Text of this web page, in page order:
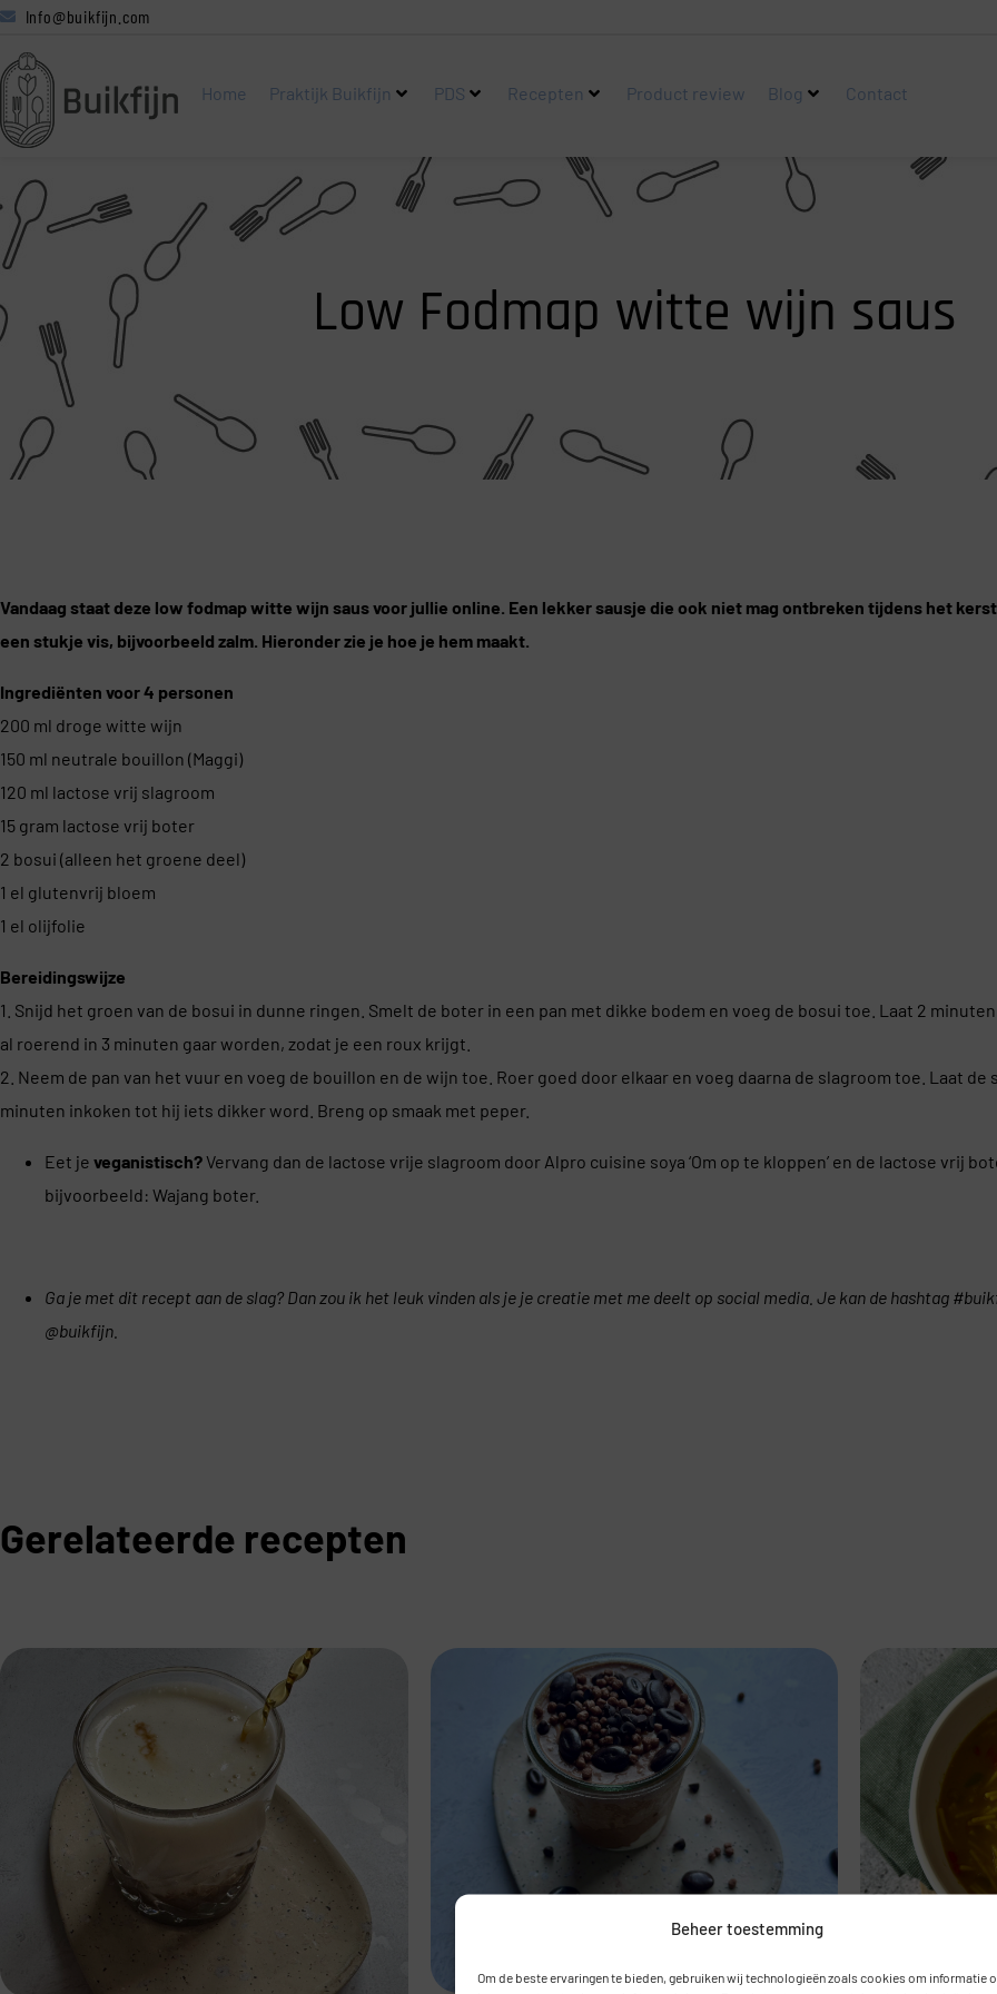
Beheer toestemming
Om de beste ervaringen te bieden, gebruiken wij technologieën zoals cookies om informatie
Info@buikfijn.com
Home Praktijk Buikfijn PDS Recepten Product review Blog Contact
Low Fodmap witte wijn saus
Vandaag staat deze low fodmap witte wijn saus voor jullie online. Een lekker sausje die ook niet mag ontbreken tijdens het
een stukje vis, bijvoorbeeld zalm. Hieronder zie je hoe je hem maakt.
Ingrediënten voor 4 personen
200 ml droge witte wijn
150 ml neutrale bouillon (Maggi)
120 ml lactose vrij slagroom
15 gram lactose vrij boter
2 bosui (alleen het groene deel)
1 el glutenvrij bloem
1 el olijfolie
Bereidingswijze
1. Snijd het groen van de bosui in dunne ringen. Smelt de boter in een pan met dikke bodem en voeg de bosui toe. Laat 2
al roerend in 3 minuten gaar worden, zodat je een roux krijgt.
2. Neem de pan van het vuur en voeg de bouillon en de wijn toe. Roer goed door elkaar en voeg daarna de slagroom toe. Laat de
minuten inkoken tot hij iets dikker word. Breng op smaak met peper.
Eet je veganistisch? Vervang dan de lactose vrije slagroom door Alpro cuisine soya ‘Om op te kloppen’ en de lactose vrij
bijvoorbeeld: Wajang boter.
Ga je met dit recept aan de slag? Dan zou ik het leuk vinden als je je creatie met me deelt op social media. Je kan de hashtag
@buikfijn.
Gerelateerde recepten